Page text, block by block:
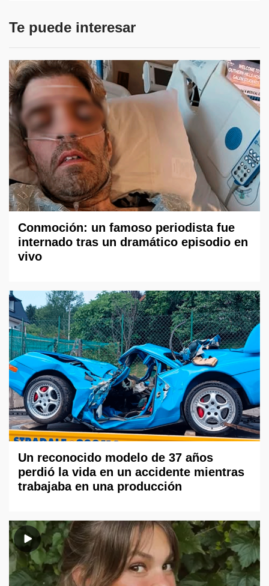
Te puede interesar
Conmoción: un famoso periodista fue
internado tras un dramático episodio en
vivo
Un reconocido modelo de 37 años
perdió la vida en un accidente mientras
trabajaba en una producción